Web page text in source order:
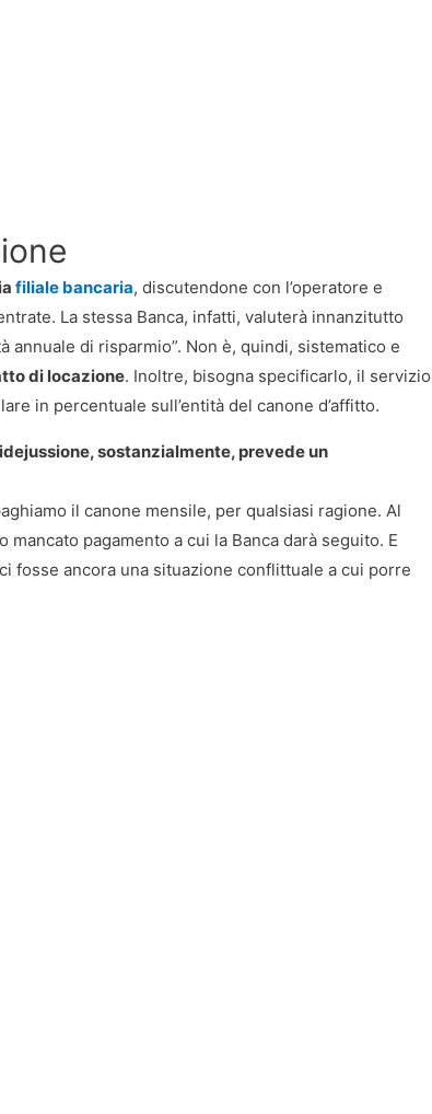
filiale bancaria, discutendone con l’operatore e
La stessa Banca, infatti, valuterà innanzitutto
annuale di risparmio”. Non è, quindi, sistematico e
di locazione. Inoltre, bisogna specificarlo, il servizio
in percentuale sull’entità del canone d’affitto.
sostanzialmente, prevede un
il canone mensile, per qualsiasi ragione. Al
pagamento a cui la Banca darà seguito. E
fosse ancora una situazione conflittuale a cui porre